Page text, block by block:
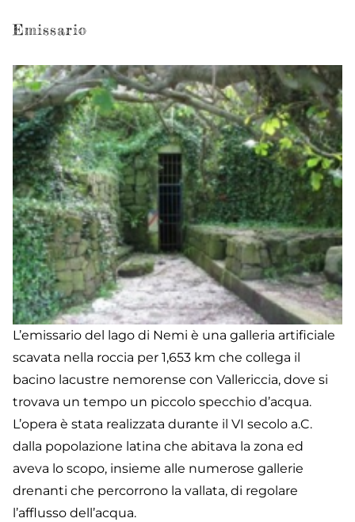
Emissario
L’emissario del lago di Nemi è una galleria artificiale
scavata nella roccia per 1,653 km che collega il
bacino lacustre nemorense con Vallericcia, dove si
trovava un tempo un piccolo specchio d’acqua.
L’opera è stata realizzata durante il VI secolo a.C.
dalla popolazione latina che abitava la zona ed
aveva lo scopo, insieme alle numerose gallerie
drenanti che percorrono la vallata, di regolare
l’afflusso dell’acqua.